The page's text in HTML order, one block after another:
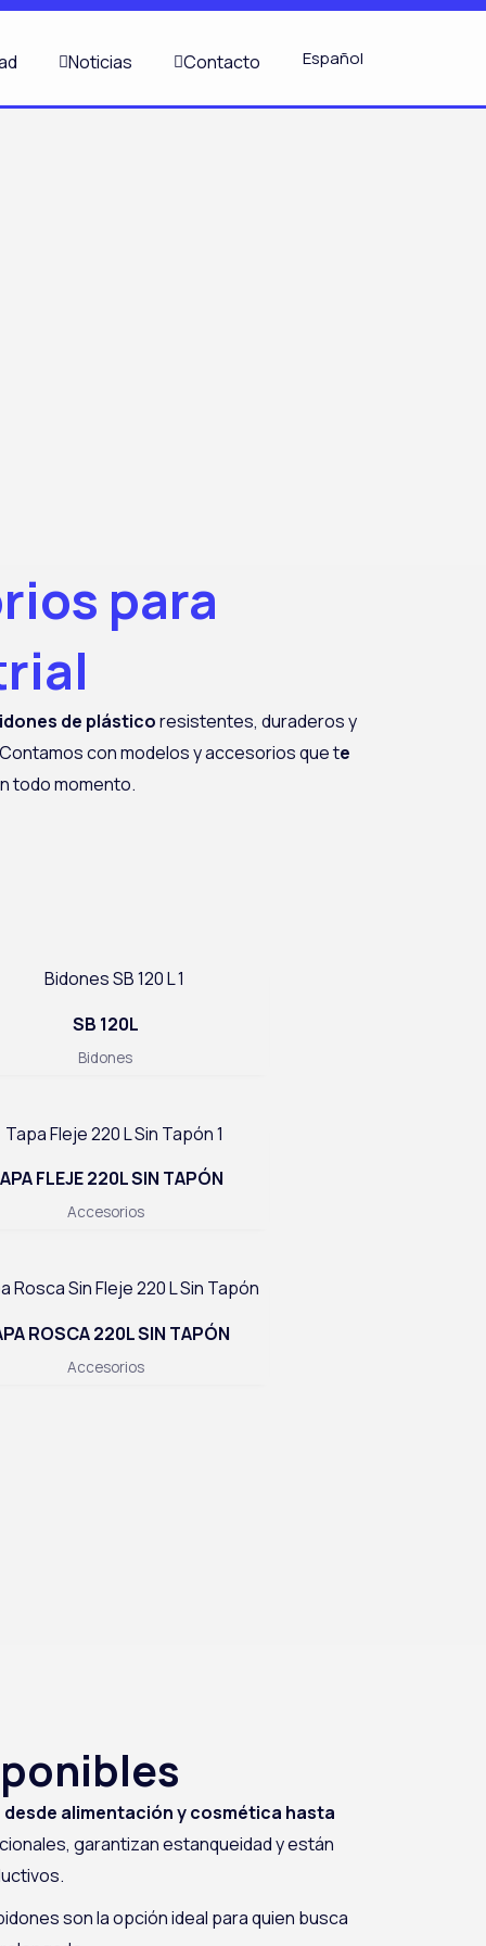
Noticias Contacto Español
para
de plásticoresistentes, duraderos y
Contamos con modelos y accesorios quete
todo momento.
SB 120L
Bidones
FLEJE 220L SIN TAPÓN
Accesorios
ROSCA 220L SIN TAPÓN
Accesorios
desde alimentación y cosmética hasta
garantizan estanqueidad y están
son la opción ideal para quien busca